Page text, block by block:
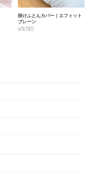
掛けふとんカバー｜エフィット
プレーン
¥9,130